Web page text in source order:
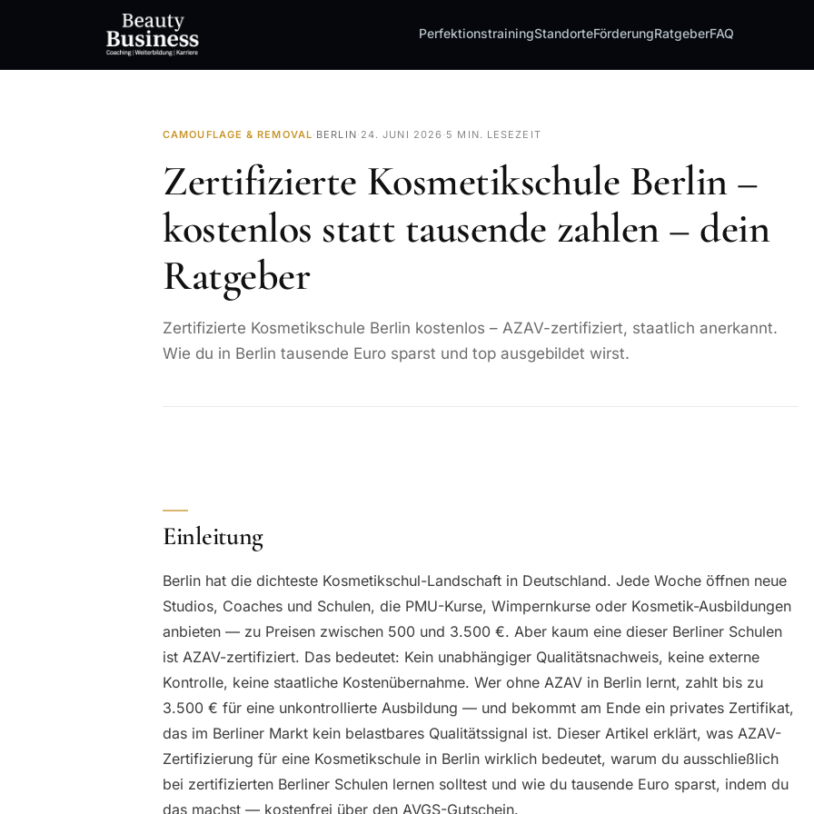
PerfektionstrainingStandorteFörderungRatgeberFAQ
CAMOUFLAGE & REMOVAL· BERLIN· 24. JUNI 2026 · 5 MIN. LESEZEIT
Zertifizierte Kosmetikschule Berlin –
kostenlos statt tausende zahlen – dein
Ratgeber
Zertifizierte Kosmetikschule Berlin kostenlos – AZAV-zertifiziert, staatlich anerkannt.
Wie du in Berlin tausende Euro sparst und top ausgebildet wirst.
Einleitung
Berlin hat die dichteste Kosmetikschul-Landschaft in Deutschland. Jede Woche öffnen neue
Studios, Coaches und Schulen, die PMU-Kurse, Wimpernkurse oder Kosmetik-Ausbildungen
anbieten — zu Preisen zwischen 500 und 3.500 €. Aber kaum eine dieser Berliner Schulen
ist AZAV-zertifiziert. Das bedeutet: Kein unabhängiger Qualitätsnachweis, keine externe
Kontrolle, keine staatliche Kostenübernahme. Wer ohne AZAV in Berlin lernt, zahlt bis zu
3.500 € für eine unkontrollierte Ausbildung — und bekommt am Ende ein privates Zertifikat,
das im Berliner Markt kein belastbares Qualitätssignal ist. Dieser Artikel erklärt, was AZAV-
Zertifizierung für eine Kosmetikschule in Berlin wirklich bedeutet, warum du ausschließlich
bei zertifizierten Berliner Schulen lernen solltest und wie du tausende Euro sparst, indem du
das machst — kostenfrei über den AVGS-Gutschein.